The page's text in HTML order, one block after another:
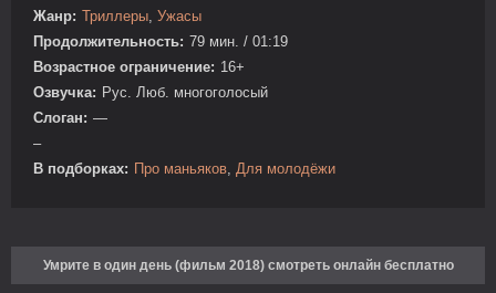
Жанр: Триллеры, Ужасы
Продолжительность: 79 мин. / 01:19
Возрастное ограничение: 16+
Озвучка: Рус. Люб. многоголосый
Слоган: —
–
В подборках: Про маньяков, Для молодёжи
Умрите в один день (фильм 2018) смотреть онлайн бесплатно